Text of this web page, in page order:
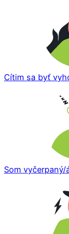
Cítim sa byť
Som vyčerpaný/